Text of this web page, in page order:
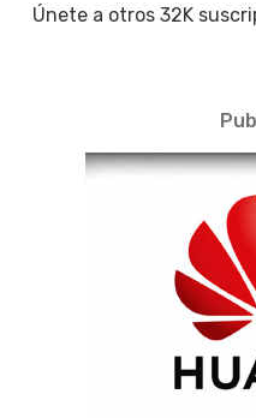
Únete a otros 32K